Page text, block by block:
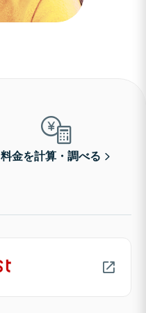
料金を計算・調べる